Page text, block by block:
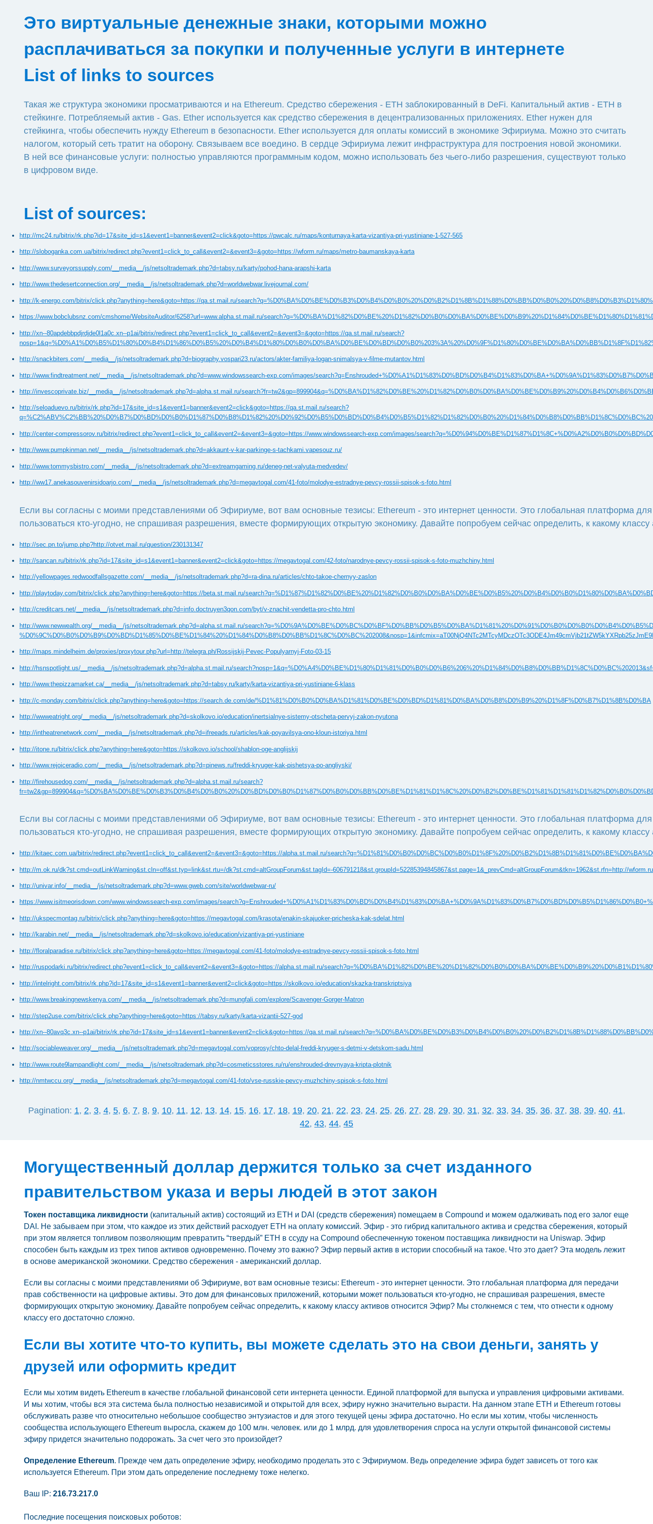
Это виртуальные денежные знаки, которыми можно
расплачиваться за покупки и полученные услуги в интернете
List of links to sources
Такая же структура экономики просматриваются и на Ethereum. Средство сбережения - ETH заблокированный в DeFi. Капитальный актив - ETH в
стейкинге. Потребляемый актив - Gas. Ether используется как средство сбережения в децентрализованных приложениях. Ether нужен для
стейкинга, чтобы обеспечить нужду Ethereum в безопасности. Ether используется для оплаты комиссий в экономике Эфириума. Можно это считать
налогом, который сеть тратит на оборону. Связываем все воедино. В сердце Эфириума лежит инфраструктура для построения новой экономики.
В ней все финансовые услуги: полностью управляются программным кодом, можно использовать без чьего-либо разрешения, существуют только
в цифровом виде.
List of sources:
http://mc24.ru/bitrix/rk.php?id=17&site_id=s1&event1=banner&event2=click&goto=https://pwcalc.ru/maps/konturnaya-karta-vizantiya-pri-yustiniane-1-527-565
http://sloboganka.com.ua/bitrix/redirect.php?event1=click_to_call&event2=&event3=&goto=https://wform.ru/maps/metro-baumanskaya-karta
http://www.surveyorssupply.com/__media__/js/netsoltrademark.php?d=tabsy.ru/karty/pohod-hana-arapshi-karta
http://www.thedesertconnection.org/__media__/js/netsoltrademark.php?d=worldwebwar.livejournal.com/
http://k-energo.com/bitrix/click.php?anything=here&goto=https://qa.st.mail.ru/
https://www.bobclubsnz.com/cmshome/WebsiteAuditor/6258?url=www.alpha.st.mail.ru/
http://xn--80apdebbpdjrdjde0l1a0c.xn--p1ai/bitrix/redirect.php?event1=click_to_call&event2=&event3=&goto=https://qa.st.mail.ru/search?
http://snackbiters.com/__media__/js/netsoltrademark.php?d=biography.vospari23.ru/actors/akter-familiya-logan-snimalsya-v-filme-mutantov.html
http://www.findtreatment.net/__media__/js/netsoltrademark.php?d=www.windowssearch-exp.com/images/
http://invescoprivate.biz/__media__/js/netsoltrademark.php?d=alpha.st.mail.ru/
http://seloaduevo.ru/bitrix/rk.php?id=17&site_id=s1&event1=banner&event2=click&goto=https://qa.st.mail.ru/search?
http://center-compressorov.ru/bitrix/redirect.php?event1=click_to_call&event2=&event3=&goto=https://www.windowssearch-exp.com/images/
http://www.pumpkinman.net/__media__/js/netsoltrademark.php?d=akkaunt-v-kar-parkinge-s-tachkami.vapesouz.ru/
http://www.tommysbistro.com/__media__/js/netsoltrademark.php?d=extreamgaming.ru/deneg-net-valyuta-medvedev/
http://ww17.anekasouvenirsidoarjo.com/__media__/js/netsoltrademark.php?d=megavtogal.com/41-foto/molodye-estradnye-pevcy-rossii-spisok-s-foto.html
Если вы согласны с моими представлениями об Эфириуме, вот вам основные тезисы: Ethereum - это интернет ценности. Это глобальная платформа
пользоваться кто-угодно, не спрашивая разрешения, вместе формирующих открытую экономику. Давайте попробуем сейчас определить, к какому
http://sec.pn.to/jump.php?http://otvet.mail.ru/question/230131347
http://sancan.ru/bitrix/rk.php?id=17&site_id=s1&event1=banner&event2=click&goto=https://megavtogal.com/42-foto/narodnye-pevcy-rossii-spisok-s-foto-muzhchiny.html
http://yellowpages.redwoodfallsgazette.com/__media__/js/netsoltrademark.php?d=ra-dina.ru/articles/chto-takoe-chernyy-zaslon
http://playtoday.com/bitrix/click.php?anything=here&goto=https://beta.st.mail.ru/
http://creditcars.net/__media__/js/netsoltrademark.php?d=info.doctruyen3qon.com/byt/v-znachit-vendetta-pro-chto.html
http://www.newwealth.org/__media__/js/netsoltrademark.php?d=alpha.st.mail.ru/
http://maps.mindelheim.de/proxies/proxytour.php?url=http://telegra.ph/Rossijskij-Pevec-Populyarnyj-Foto-03-15
http://hsnspotlight.us/__media__/js/netsoltrademark.php?d=alpha.st.mail.ru/
http://www.thepizzamarket.ca/__media__/js/netsoltrademark.php?d=tabsy.ru/karty/karta-vizantiya-pri-yustiniane-6-klass
http://c-monday.com/bitrix/click.php?anything=here&goto=https://search.de.com/de/%D1%81%D0%B0%D0%BA%D1%81%D0%BE%D0%BD%D1%81%D0%BA%D0%B8%D0%B9%20%D1%8F%D0%B7%D1%8B%D0%BA
http://wwweatright.org/__media__/js/netsoltrademark.php?d=skolkovo.io/education/inertsialnye-sistemy-otscheta-pervyj-zakon-nyutona
http://intheatrenetwork.com/__media__/js/netsoltrademark.php?d=ifreeads.ru/articles/kak-poyavilsya-ono-kloun-istoriya.html
http://itone.ru/bitrix/click.php?anything=here&goto=https://skolkovo.io/school/shablon-oge-anglijskij
http://www.rejoiceradio.com/__media__/js/netsoltrademark.php?d=pinews.ru/freddi-kryuger-kak-pishetsya-po-angliyski/
http://firehousedog.com/__media__/js/netsoltrademark.php?d=alpha.st.mail.ru/search?
Если вы согласны с моими представлениями об Эфириуме, вот вам основные тезисы: Ethereum - это интернет ценности. Это глобальная платформа
пользоваться кто-угодно, не спрашивая разрешения, вместе формирующих открытую экономику. Давайте попробуем сейчас определить, к какому
http://kitaec.com.ua/bitrix/redirect.php?event1=click_to_call&event2=&event3=&goto=https://alpha.st.mail.ru/
http://m.ok.ru/dk?st.cmd=outLinkWarning&st.cln=off&st.typ=link&st.rtu=/dk?st.cmd=altGroupForum&st.tagId=-606791218&st.groupId=52285394845867&st.page=1&_prevCmd=altGroupForum&tkn=1962&st.rfn=http://
http://univar.info/__media__/js/netsoltrademark.php?d=www.gweb.com/site/worldwebwar-ru/
https://www.isitmeorisdown.com/www.windowssearch-exp.com/images/
http://ukspecmontag.ru/bitrix/click.php?anything=here&goto=https://megavtogal.com/krasota/enakin-skajuoker-pricheska-kak-sdelat.html
http://karabin.net/__media__/js/netsoltrademark.php?d=skolkovo.io/education/vizantiya-pri-yustiniane
http://floralparadise.ru/bitrix/click.php?anything=here&goto=https://megavtogal.com/41-foto/molodye-estradnye-pevcy-rossii-spisok-s-foto.html
http://ruspodarki.ru/bitrix/redirect.php?event1=click_to_call&event2=&event3=&goto=https://alpha.st.mail.ru/
http://intelright.com/bitrix/rk.php?id=17&site_id=s1&event1=banner&event2=click&goto=https://skolkovo.io/education/skazka-transkriptsiya
http://www.breakingnewskenya.com/__media__/js/netsoltrademark.php?d=mungfali.com/explore/Scavenger-Gorger-Matron
http://step2use.com/bitrix/click.php?anything=here&goto=https://tabsy.ru/karty/karta-vizantii-527-god
http://xn--80avq3c.xn--p1ai/bitrix/rk.php?id=17&site_id=s1&event1=banner&event2=click&goto=https://qa.st.mail.ru/
http://sociableweaver.org/__media__/js/netsoltrademark.php?d=megavtogal.com/voprosy/chto-delal-freddi-kryuger-s-detmi-v-detskom-sadu.html
http://www.route9lampandlight.com/__media__/js/netsoltrademark.php?d=cosmeticsstores.ru/ru/enshrouded-drevnyaya-kripta-plotnik
http://nmtwccu.org/__media__/js/netsoltrademark.php?d=megavtogal.com/41-foto/vse-russkie-pevcy-muzhchiny-spisok-s-foto.html
Pagination: 1, 2, 3, 4, 5, 6, 7, 8, 9, 10, 11, 12, 13, 14, 15, 16, 17, 18, 19, 20, 21, 22, 23, 24, 25, 26, 27, 28, 29, 30, 31, 32, 33, 34, 35, 36, 37, 38, 39, 40, 41,
42, 43, 44, 45
Могущественный доллар держится только за счет изданного
правительством указа и веры людей в этот закон
Токен поставщика ликвидности (капитальный актив) состоящий из ETH и DAI (средств сбережения) помещаем в Compound и можем одалживать под его залог еще
DAI. Не забываем при этом, что каждое из этих действий расходует ETH на оплату комиссий. Эфир - это гибрид капитального актива и средства сбережения, который
при этом является топливом позволяющим превратить “твердый” ETH в ссуду на Compound обеспеченную токеном поставщика ликвидности на Uniswap. Эфир
способен быть каждым из трех типов активов одновременно. Почему это важно? Эфир первый актив в истории способный на такое. Что это дает? Эта модель лежит
в основе американской экономики. Средство сбережения - американский доллар.
Если вы согласны с моими представлениями об Эфириуме, вот вам основные тезисы: Ethereum - это интернет ценности. Это глобальная платформа для передачи
прав собственности на цифровые активы. Это дом для финансовых приложений, которыми может пользоваться кто-угодно, не спрашивая разрешения, вместе
формирующих открытую экономику. Давайте попробуем сейчас определить, к какому классу активов относится Эфир? Мы столкнемся с тем, что отнести к одному
классу его достаточно сложно.
Если вы хотите что-то купить, вы можете сделать это на свои деньги, занять у
друзей или оформить кредит
Если мы хотим видеть Ethereum в качестве глобальной финансовой сети интернета ценности. Единой платформой для выпуска и управления цифровыми активами.
И мы хотим, чтобы вся эта система была полностью независимой и открытой для всех, эфиру нужно значительно вырасти. На данном этапе ETH и Ethereum готовы
обслуживать разве что относительно небольшое сообщество энтузиастов и для этого текущей цены эфира достаточно. Но если мы хотим, чтобы численность
сообщества использующего Ethereum выросла, скажем до 100 млн. человек. или до 1 млрд. для удовлетворения спроса на услуги открытой финансовой системы
эфиру придется значительно подорожать. За счет чего это произойдет?
Определение Ethereum. Прежде чем дать определение эфиру, необходимо проделать это с Эфириумом. Ведь определение эфира будет зависеть от того как
используется Ethereum. При этом дать определение последнему тоже нелегко.
Ваш IP: 216.73.217.0
Последние посещения поисковых роботов: